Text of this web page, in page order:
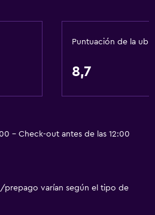
Puntuación de la
8,7
- Check-out antes de las 12:00
prepago varían según el tipo de